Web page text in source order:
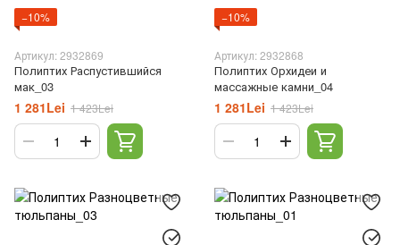
−10%
Артикул: 2932869
Полиптих Распустившийся
мак_03
1 281Lei 1 423Lei
−10%
Артикул: 2932868
Полиптих Орхидеи и
массажные камни_04
1 281Lei 1 423Lei